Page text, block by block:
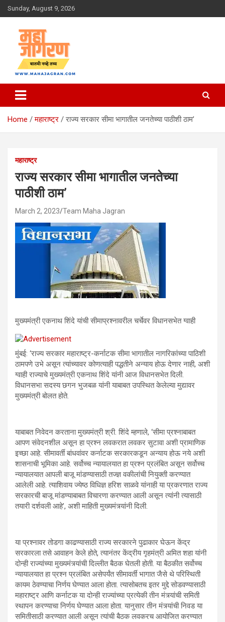
Skip
to
Sunday, August 9, 2026
महा जागरण
Home महाराष्ट्र राज्य सरकार सीमा भागातील जनतेच्या पाठीशी ठाम’
महाराष्ट्र
राज्य सरकार सीमा भागातील जनतेच्या
पाठीशी ठाम’
March 2, 2023 Team Maha Jagran
मुख्यमंत्री एकनाथ शिंदे यांची सीमाप्रश्नावरील चर्चेवर विधानसभेत ग्वाही
मुंबई: ‘राज्य सरकार महाराष्ट्र-कर्नाटक सीमा भागातील नागरिकांच्या पाठिशी
ठामपणे उभे असून त्यांच्यावर कोणत्याही पद्धतीने अन्याय होऊ देणार नाही, अशी
ग्वाही राज्याचे मुख्यमंत्री एकनाथ शिंदे यांनी आज विधानसभेत दिली.
विधानसभा सदस्य छगन भुजबळ यांनी याबाबत उपस्थित केलेल्या मुद्यावर
मुख्यमंत्री बोलत होते.
याबाबत निवेदन करताना मुख्यमंत्री श्री. शिंदे म्हणाले, ‘सीमा प्रश्नाबाबत
आपण संवेदनशील असून हा प्रश्न लवकरात लवकर सुटावा अशी प्रामाणिक
इच्छा आहे. सीमावर्ती बांधवांवर कर्नाटक सरकारकडून अन्याय होऊ नये अशी
शासनाची भूमिका आहे. सर्वोच्च न्यायालयात हा प्रश्न प्रलंबित असून सर्वोच्च
न्यायालयात आपली बाजू मांडण्यासाठी तज्ज्ञ वकीलांची नियुक्ती करण्यात
आलेली आहे. त्याशिवाय ज्येष्ठ विधिज्ञ हरिश साळवे यांनाही या प्रकरणात राज्य
सरकारची बाजू मांडण्याबाबत विचारणा करण्यात आली असून त्यांनी त्यासाठी
तयारी दर्शवली आहे’, अशी माहिती मुख्यमंत्र्यांनी दिली.
या प्रश्नावर तोडगा काढण्यासाठी राज्य सरकारने पुढाकार घेऊन केंद्र
सरकारला तसे आवाहन केले होते, त्यानंतर केंद्रीय गृहमंत्री अमित शहा यांनी
दोन्ही राज्यांच्या मुख्यमंत्र्यांची दिल्लीत बैठक घेतली होती. या बैठकीत सर्वोच्च
न्यायालयात हा प्रश्न प्रलंबित असेपर्यंत सीमावर्ती भागात जैसे थे परिस्थिती
कायम ठेवण्याचा निर्णय घेण्यात आला होता. त्यासोबतच इतर मुद्दे सोडवण्यासाठी
महाराष्ट्र आणि कर्नाटक या दोन्ही राज्यांच्या प्रत्येकी तीन मंत्र्यांची समिती
स्थापन करण्याचा निर्णय घेण्यात आला होता. यानुसार तीन मंत्र्यांची निवड या
समितीसाठी करण्यात आली असून त्यांची बैठक लवकरच आयोजित करण्यात